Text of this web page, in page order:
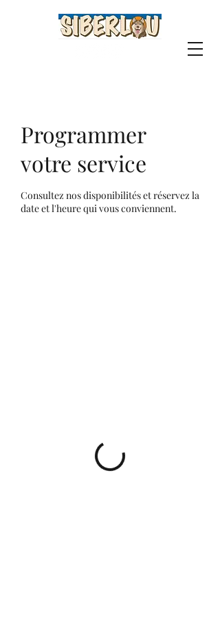
Programmer
votre service
Consultez nos disponibilités et réservez la
date et l'heure qui vous conviennent.